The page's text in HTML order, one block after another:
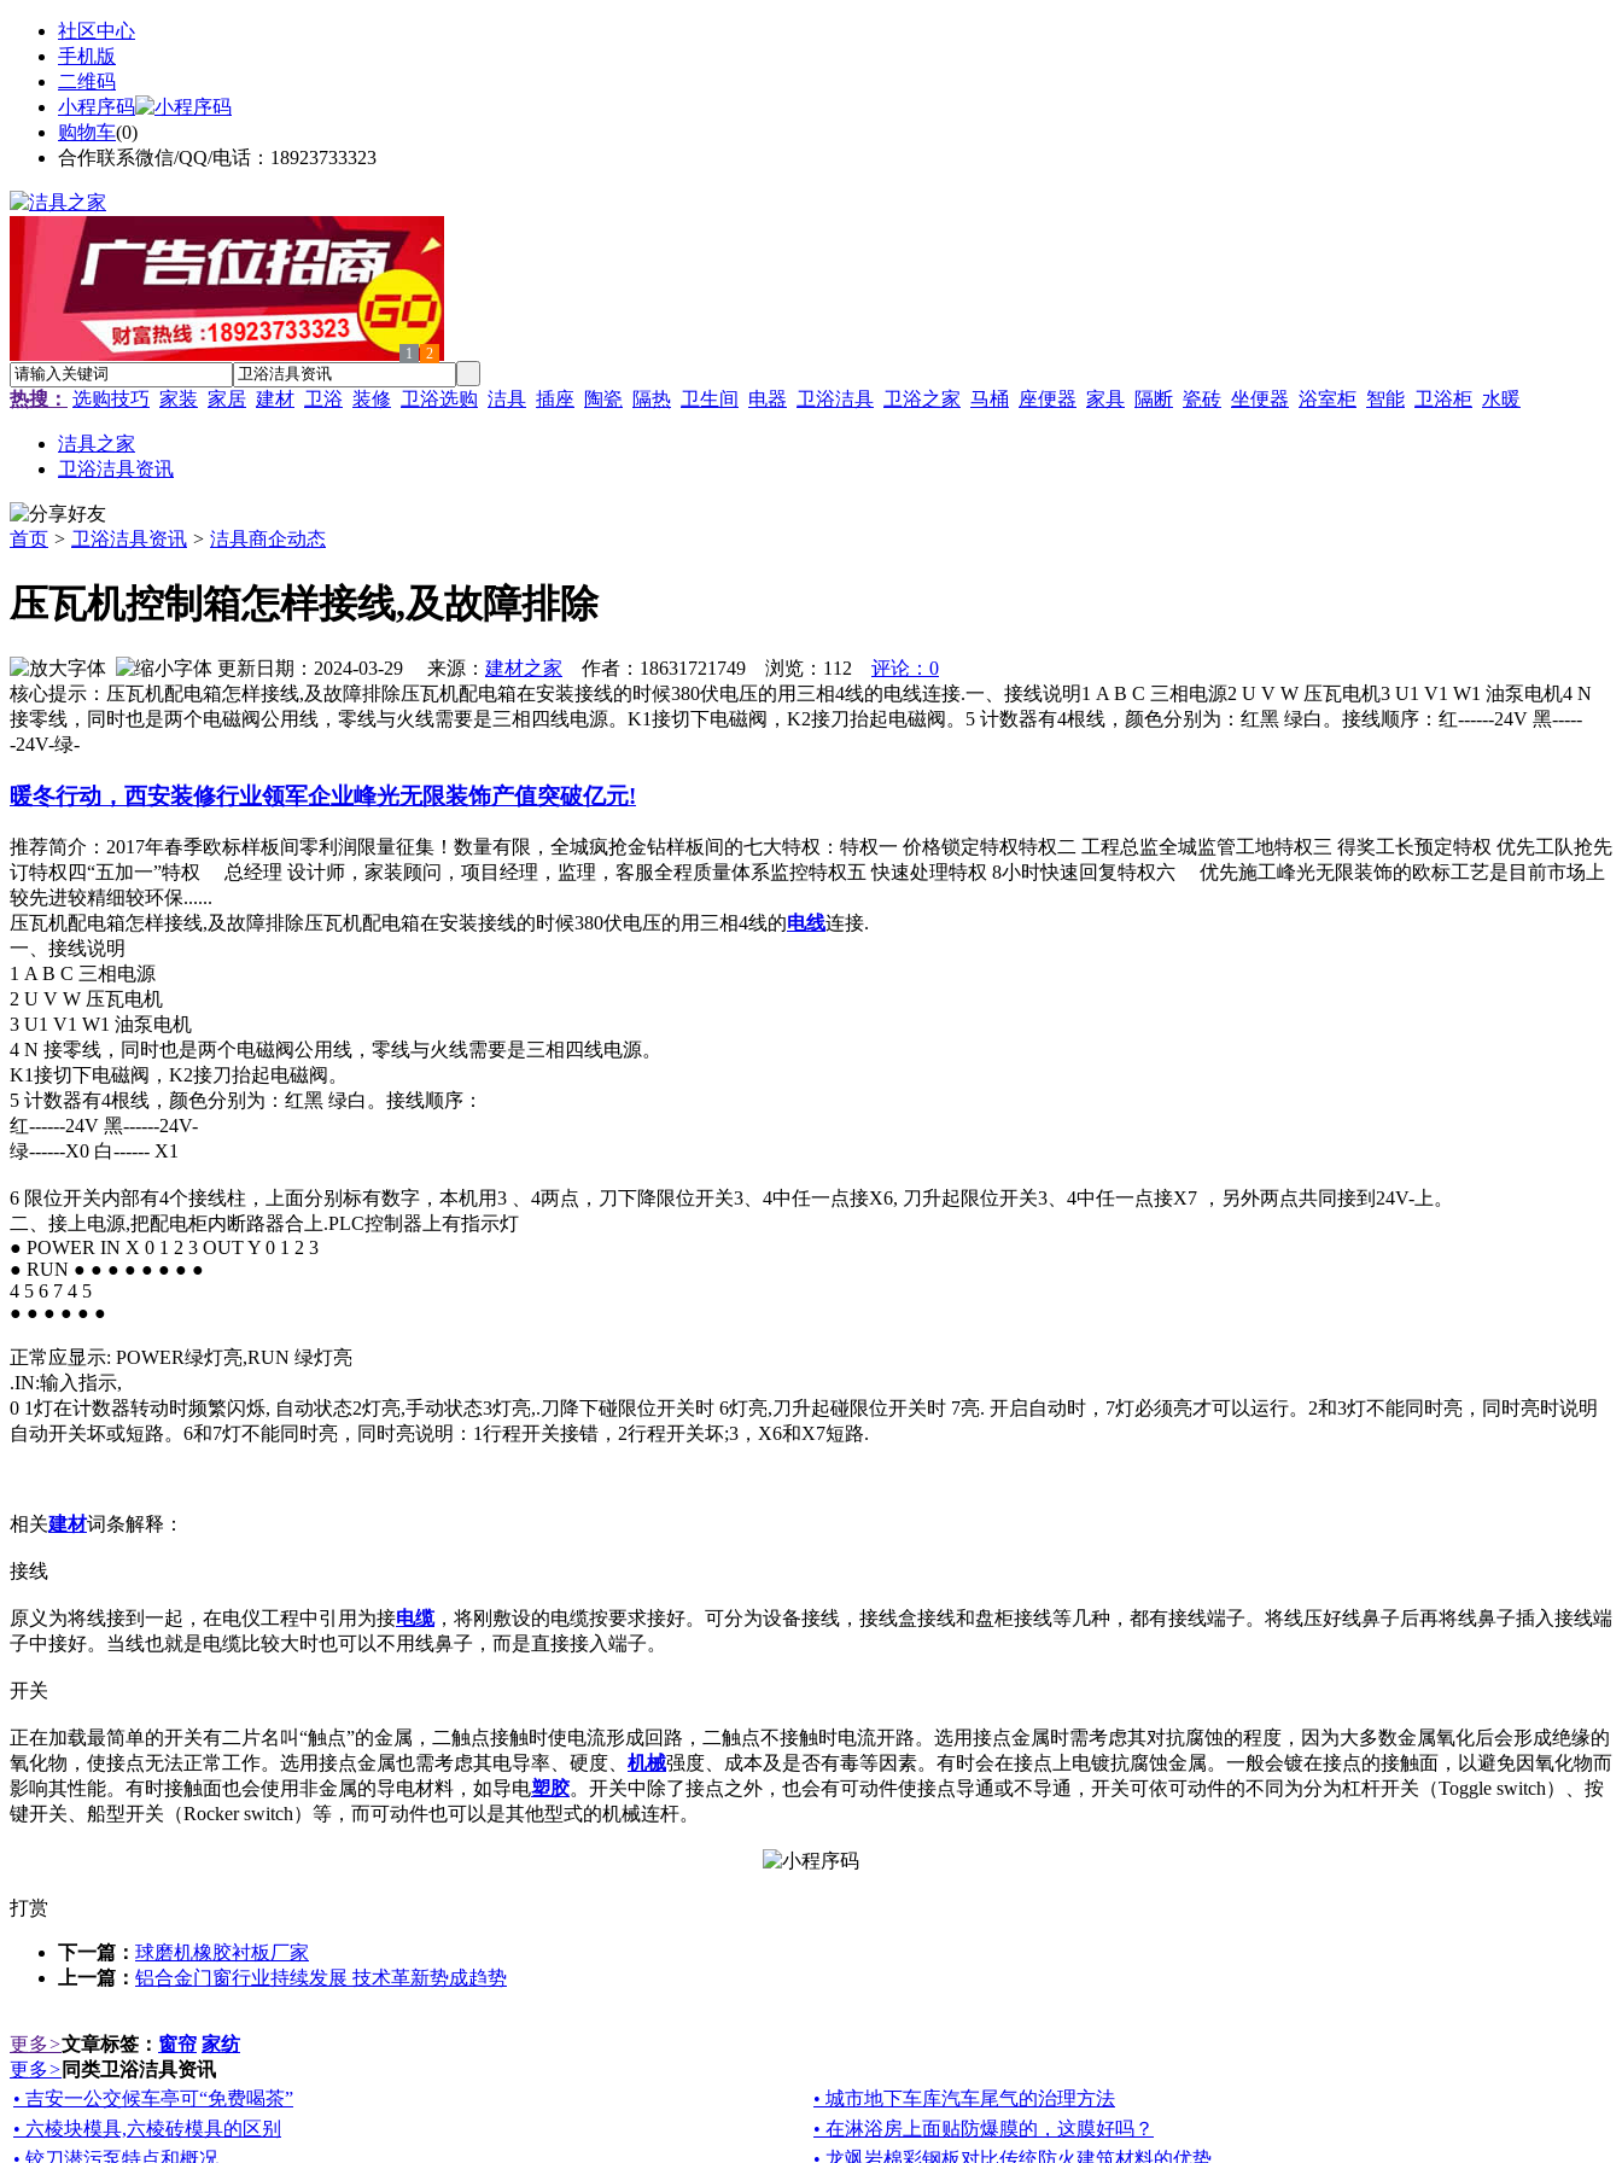
社区中心
手机版
二维码
小程序码
购物车(0)
合作联系微信/QQ/电话：18923733323
1 2
热搜： 选购技巧 家装 家居 建材 卫浴 装修 卫浴选购 洁具 插座 陶瓷 隔热 卫生间 电器 卫浴洁具 卫浴之家 马桶 座便器 家具 隔断 瓷砖 坐便器 浴室柜 智能 卫浴柜 水暖
洁具之家
卫浴洁具资讯
首页 > 卫浴洁具资讯 > 洁具商企动态
压瓦机控制箱怎样接线,及故障排除
更新日期：2024-03-29 来源： 建材之家 作者：18631721749 浏览： 112
评论：0
核心提示：压瓦机配电箱怎样接线,及故障排除压瓦机配电箱在安装接线的时候380伏电压的用三相4线的电线连接.一、接线说明1 A B C 三相电源2 U V W 压瓦电机3 U1 V1 W1 油泵电机4 N
接零线，同时也是两个电磁阀公用线，零线与火线需要是三相四线电源。K1接切下电磁阀，K2接刀抬起电磁阀。5 计数器有4根线，颜色分别为：红黑 绿白。接线顺序：红------24V 黑-----
-24V-绿-
暖冬行动，西安装修行业领军企业峰光无限装饰产值突破亿元!
推荐简介：2017年春季欧标样板间零利润限量征集！数量有限，全城疯抢金钻样板间的七大特权：特权一 价格锁定特权特权二 工程总监全城监管工地特权三 得奖工长预定特权 优先工队抢先
订特权四“五加一”特权 总经理 设计师，家装顾问，项目经理，监理，客服全程质量体系监控特权五 快速处理特权 8小时快速回复特权六 优先施工峰光无限装饰的欧标工艺是目前市场上
较先进较精细较环保......
压瓦机配电箱怎样接线,及故障排除压瓦机配电箱在安装接线的时候380伏电压的用三相4线的电线连接.
一、接线说明
1 A B C 三相电源
2 U V W 压瓦电机
3 U1 V1 W1 油泵电机
4 N 接零线，同时也是两个电磁阀公用线，零线与火线需要是三相四线电源。
K1接切下电磁阀，K2接刀抬起电磁阀。
5 计数器有4根线，颜色分别为：红黑 绿白。接线顺序：
红------24V 黑------24V-
绿------X0 白------ X1
6 限位开关内部有4个接线柱，上面分别标有数字，本机用3 、4两点，刀下降限位开关3、4中任一点接X6, 刀升起限位开关3、4中任一点接X7 ，另外两点共同接到24V-上。
二、接上电源,把配电柜内断路器合上.PLC控制器上有指示灯
● POWER IN X 0 1 2 3 OUT Y 0 1 2 3
● RUN ● ● ● ● ● ● ● ●
4 5 6 7 4 5
● ● ● ● ● ●
正常应显示: POWER绿灯亮,RUN 绿灯亮
.IN:输入指示,
0 1灯在计数器转动时频繁闪烁, 自动状态2灯亮,手动状态3灯亮,.刀降下碰限位开关时 6灯亮,刀升起碰限位开关时 7亮. 开启自动时，7灯必须亮才可以运行。2和3灯不能同时亮，同时亮时说明
自动开关坏或短路。6和7灯不能同时亮，同时亮说明：1行程开关接错，2行程开关坏;3，X6和X7短路.
相关建材词条解释：
接线
原义为将线接到一起，在电仪工程中引用为接电缆，将刚敷设的电缆按要求接好。可分为设备接线，接线盒接线和盘柜接线等几种，都有接线端子。将线压好线鼻子后再将线鼻子插入接线端
子中接好。当线也就是电缆比较大时也可以不用线鼻子，而是直接接入端子。
开关
正在加载最简单的开关有二片名叫“触点”的金属，二触点接触时使电流形成回路，二触点不接触时电流开路。选用接点金属时需考虑其对抗腐蚀的程度，因为大多数金属氧化后会形成绝缘的
氧化物，使接点无法正常工作。选用接点金属也需考虑其电导率、硬度、 机械强度、成本及是否有毒等因素。有时会在接点上电镀抗腐蚀金属。一般会镀在接点的接触面，以避免因氧化物而
影响其性能。有时接触面也会使用非金属的导电材料，如导电塑胶。开关中除了接点之外，也会有可动件使接点导通或不导通，开关可依可动件的不同为分为杠杆开关（Toggle switch）、按
键开关、船型开关（Rocker switch）等，而可动件也可以是其他型式的机械连杆。
打赏
下一篇： 球磨机橡胶衬板厂家
上一篇： 铝合金门窗行业持续发展 技术革新势成趋势
更多>文章标签： 窗帘 家纺
更多> 同类卫浴洁具资讯
• 吉安一公交候车亭可“免费喝茶”
• 城市地下车库汽车尾气的治理方法
• 六棱块模具,六棱砖模具的区别
• 在淋浴房上面贴防爆膜的，这膜好吗？
• 铰刀潜污泵特点和概况
• 龙飒岩棉彩钢板对比传统防火建筑材料的优势